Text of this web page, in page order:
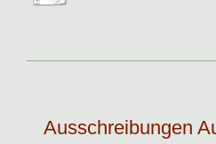
Ausschreibungen